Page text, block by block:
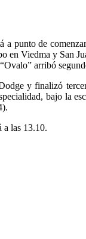
a punto de
en Viedma y San
arribó
y finalizó
bajo la
a las 13.10.